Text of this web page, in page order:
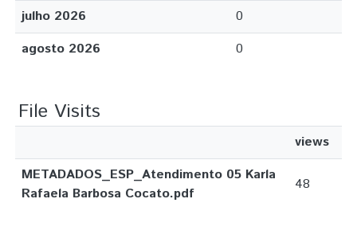
julho 2026
0
agosto 2026
0
File Visits
views
METADADOS_ESP_Atendimento 05 Karla
Rafaela Barbosa Cocato.pdf
48